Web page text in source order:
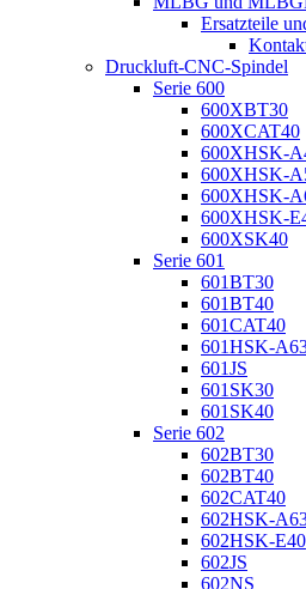
Ersatzteile
Druckluft-CNC-Spindel
Serie 600
600XBT30
600XCAT40
600XHSK-
600XHSK-
600XHSK-
600XHSK-
600XSK40
Serie 601
601BT30
601BT40
601CAT40
601HSK-
601JS
601SK30
601SK40
Serie 602
602BT30
602BT40
602CAT40
602HSK-
602HSK-E40
602JS
602NS